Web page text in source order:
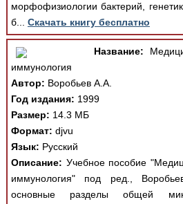
морфофизиологии бактерий,
б... Скачать книгу бесплатно
Название:
иммунология
Автор: Воробьев А.А.
Год издания: 1999
Размер: 14.3 МБ
Формат: djvu
Язык: Русский
Описание: Учебное пособие
иммунология" под ред.,
основные разделы общей